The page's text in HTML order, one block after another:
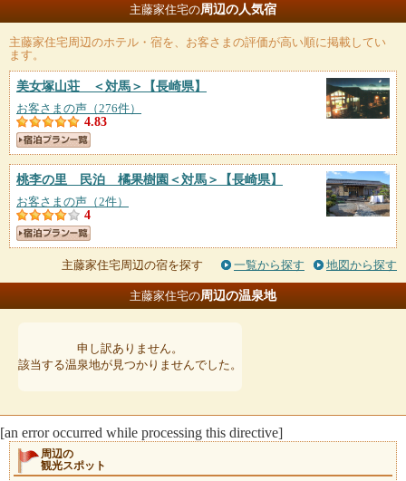
主藤家住宅の周辺の人気宿
主藤家住宅周辺のホテル・宿を、お客さまの評価が高い順に掲載してい
ます。
美女塚山荘 ＜対馬＞ 【長崎県】
お客さまの声（276件）
4.83
桃李の里 民泊 橘果樹園＜対馬＞ 【長崎県】
お客さまの声（2件）
4
主藤家住宅周辺の宿を探す 一覧から探す 地図から探す
主藤家住宅の周辺の温泉地
申し訳ありません。
該当する温泉地が見つかりませんでした。
[an error occurred while processing this directive]
周辺の
観光スポット